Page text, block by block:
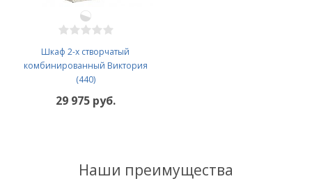
Шкаф 2-х створчатый
комбинированный Виктория
(440)
29 975 руб.
Наши преимущества